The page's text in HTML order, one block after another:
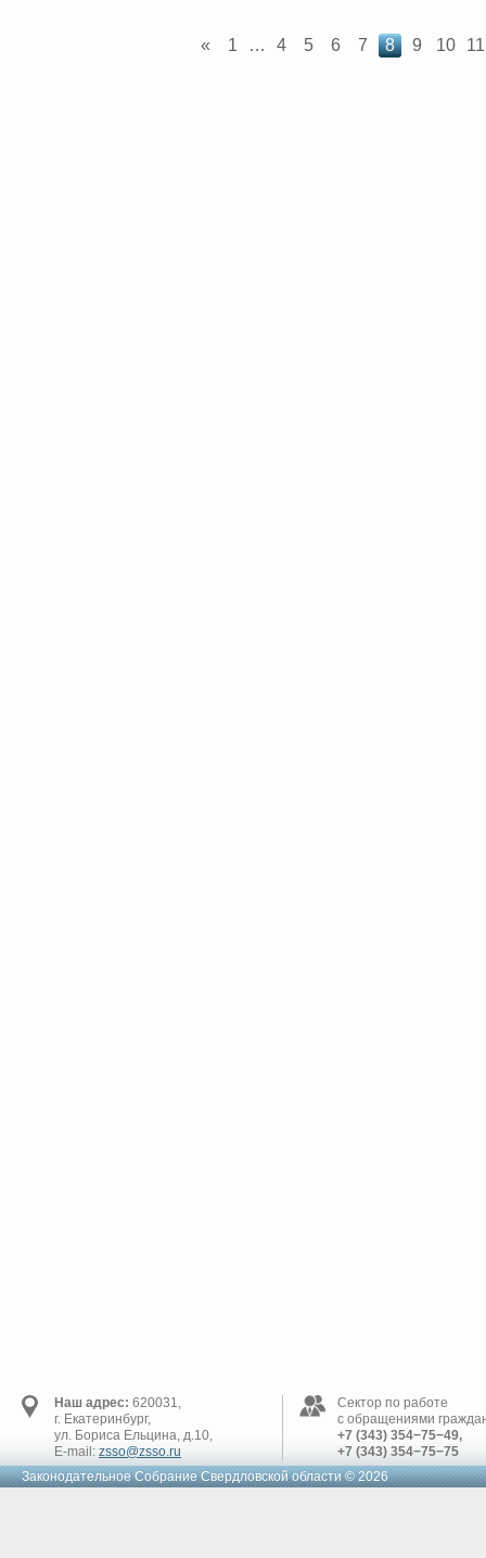
« 1 … 4 5 6 7 8 9 10 11
Наш адрес: 620031,
г. Екатеринбург,
ул. Бориса Ельцина, д.10,
E-mail: zsso@zsso.ru
Сектор по работе
с обращениями
+7 (343) 354−75−49,
+7 (343) 354−75−75
Законодательное Cобрание Свердловской области © 2026